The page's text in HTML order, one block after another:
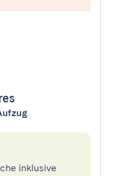
inklusive